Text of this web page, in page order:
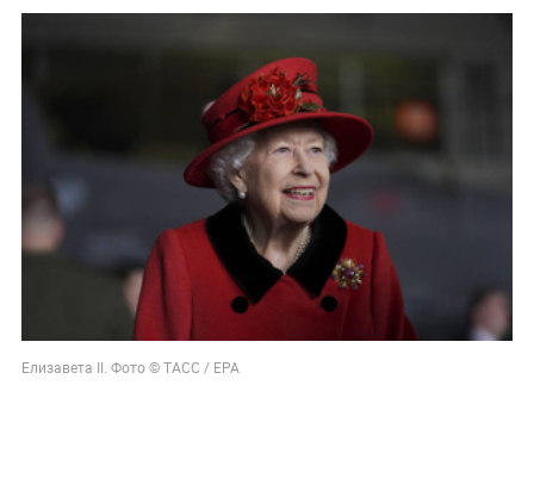
Елизавета II. Фото © ТАСС / ЕРА